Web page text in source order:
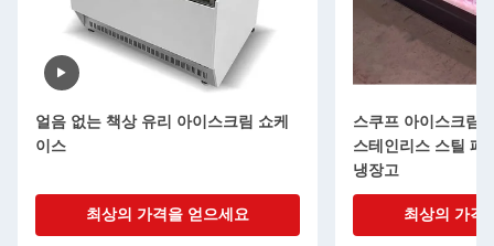
얼음 없는 책상 유리 아이스크림 쇼케
이스
최상의 가격을 얻으세요
스쿠프 아이스크림
스테인리스 스틸 패
냉장고
최상의 가격